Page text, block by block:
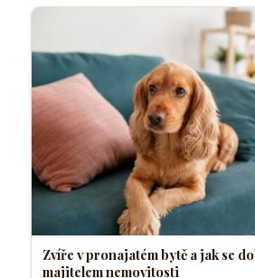
Zvíře v pronajatém bytě a jak se
majitelem nemovitosti